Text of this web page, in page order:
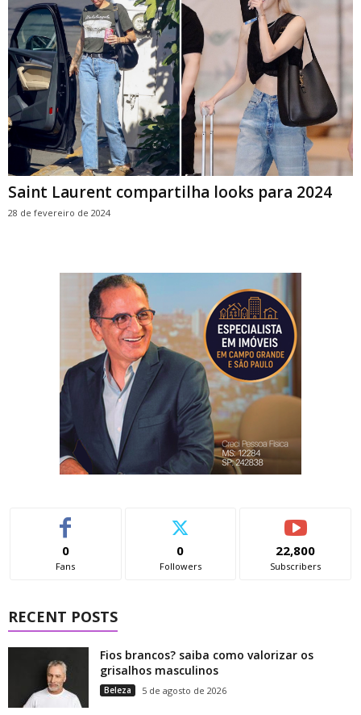
Saint Laurent compartilha looks para 2024
28 de fevereiro de 2024
0
Fans
0
Followers
22,800
Subscribers
RECENT POSTS
Fios brancos? saiba como valorizar os
grisalhos masculinos
Beleza 5 de agosto de 2026